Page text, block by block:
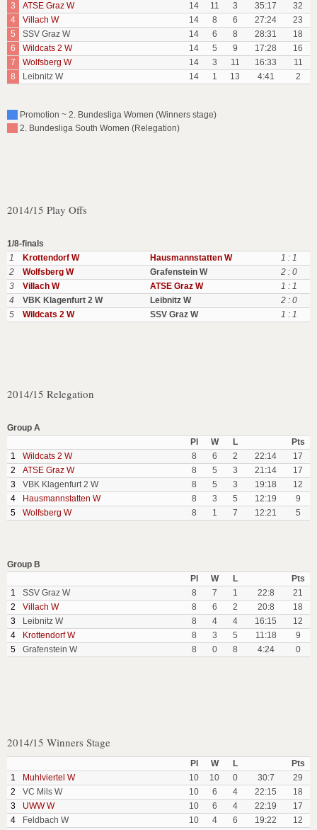
3
ATSE Graz W 14 11 3 35:17
32
4
Villach W 14 8 6 27:24
23
5
SSV Graz W 14 6 8 28:31
18
6
Wildcats 2 W 14 5 9 17:28
16
7
Wolfsberg W 14 3 11 16:33
11
8
Leibnitz W 14 1 13 4:41 2
Promotion ~ 2. Bundesliga Women (Winners stage)
2. Bundesliga South Women (Relegation)
2014/15 Play Offs
1/8-finals
1
Krottendorf W Hausmannstatten W
1 : 1
2
Wolfsberg W Grafenstein W
2 : 0
3
Villach W ATSE Graz W
1 : 1
4
VBK Klagenfurt 2 W Leibnitz W
2 : 0
5
Wildcats 2 W SSV Graz W 1 : 1
2014/15 Relegation
Group A
Pl
W L
Pts
1
Wildcats 2 W 8 6 2 22:14
17
2
ATSE Graz W 8 5 3 21:14
17
3
VBK Klagenfurt 2 W 8 5 3 19:18
12
4
Hausmannstatten W 8 3 5 12:19
9
5
Wolfsberg W 8 1 7 12:21 5
Group B
Pl
W L
Pts
1
SSV Graz W 8 7 1 22:8
21
2
Villach W 8 6 2 20:8
18
3
Leibnitz W 8 4 4 16:15
12
4
Krottendorf W 8 3 5 11:18
9
5
Grafenstein W 8 0 8 4:24 0
2014/15 Winners Stage
Pl W L
Pts
1
Muhlviertel W 10 10 0 30:7
29
2
VC Mils W 10 6 4 22:15
18
3
UWW W 10 6 4 22:19
17
4
Feldbach W 10 4 6 19:22
12